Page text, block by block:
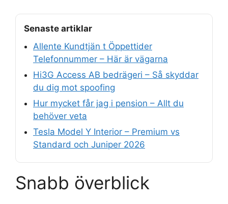
Senaste artiklar
Allente Kundtjän t Öppettider
Telefonnummer – Här är vägarna
Hi3G Access AB bedrägeri – Så skyddar
du dig mot spoofing
Hur mycket får jag i pension – Allt du
behöver veta
Tesla Model Y Interior – Premium vs
Standard och Juniper 2026
Snabb överblick